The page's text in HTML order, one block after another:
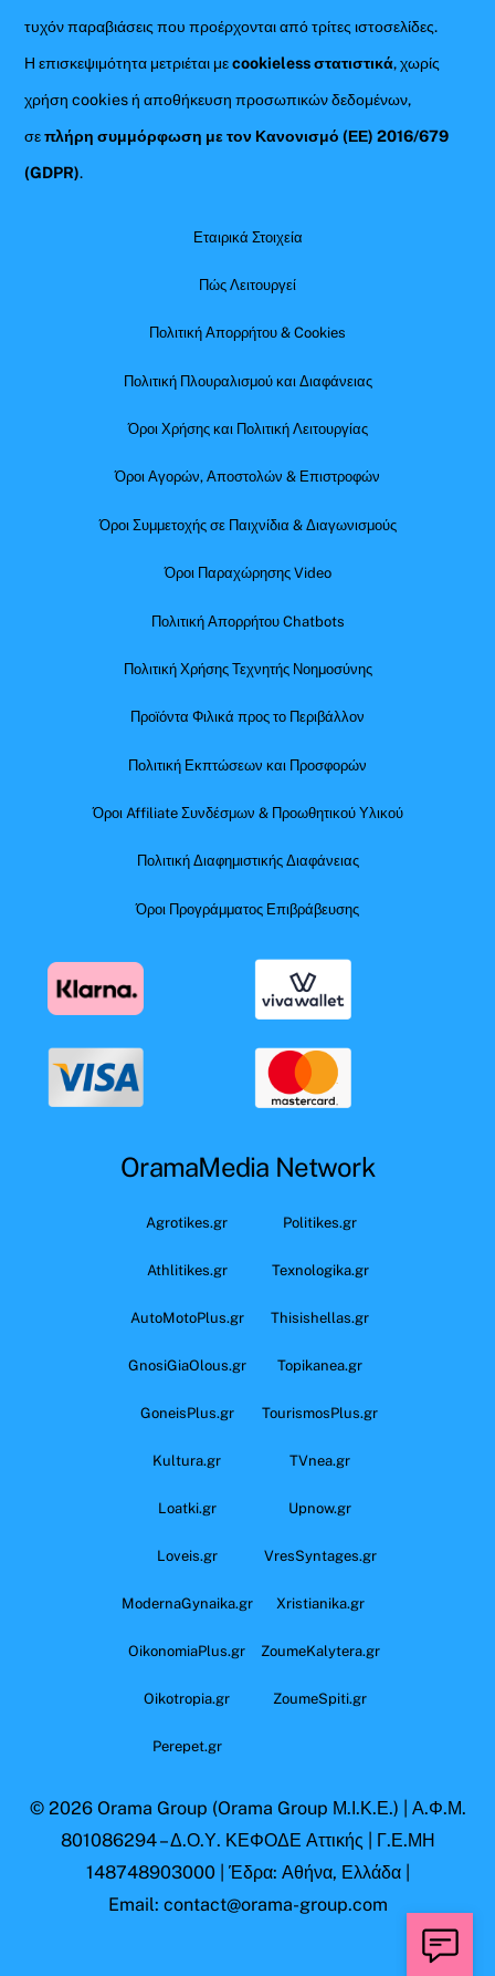
τυχόν παραβιάσεις που προέρχονται από τρίτες ιστοσελίδες.
Η επισκεψιμότητα μετριέται μεcookieless στατιστικά, χωρίς
χρήση cookies ή αποθήκευση προσωπικών δεδομένων,
σεπλήρη συμμόρφωση με τον Κανονισμό (ΕΕ) 2016/679
(GDPR).
Εταιρικά Στοιχεία
Πώς Λειτουργεί
Πολιτική Απορρήτου & Cookies
Πολιτική Πλουραλισμού και Διαφάνειας
Όροι Χρήσης και Πολιτική Λειτουργίας
Όροι Αγορών, Αποστολών & Επιστροφών
Όροι Συμμετοχής σε Παιχνίδια & Διαγωνισμούς
Όροι Παραχώρησης Video
Πολιτική Απορρήτου Chatbots
Πολιτική Χρήσης Τεχνητής Νοημοσύνης
Προϊόντα Φιλικά προς το Περιβάλλον
Πολιτική Εκπτώσεων και Προσφορών
Όροι Affiliate Συνδέσμων & Προωθητικού Υλικού
Πολιτική Διαφημιστικής Διαφάνειας
Όροι Προγράμματος Επιβράβευσης
OramaMedia Network
Agrotikes.gr Politikes.gr
Athlitikes.gr Texnologika.gr
AutoMotoPlus.gr Thisishellas.gr
GnosiGiaOlous.gr Topikanea.gr
GoneisPlus.gr TourismosPlus.gr
Kultura.gr TVnea.gr
Loatki.gr Upnow.gr
Loveis.gr VresSyntages.gr
ModernaGynaika.gr Xristianika.gr
OikonomiaPlus.gr ZoumeKalytera.gr
Oikotropia.gr ZoumeSpiti.gr
Perepet.gr
© 2026 Orama Group (Orama Group Μ.Ι.Κ.Ε.) | Α.Φ.Μ.
801086294 – Δ.Ο.Υ. ΚΕΦΟΔΕ Αττικής | Γ.Ε.ΜΗ
148748903000 | Έδρα: Αθήνα, Ελλάδα |
Email: contact@orama-group.com